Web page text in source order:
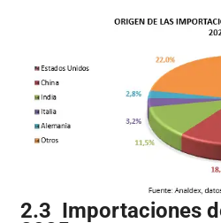
2.3 Importaciones